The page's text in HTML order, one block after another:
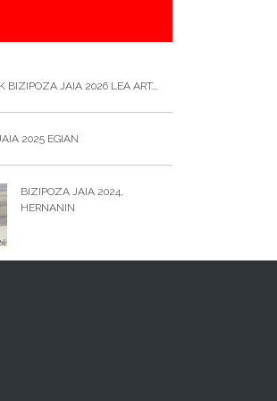
BIZIPOZA JAIA 2026 LEA ART...
2025 EGIAN
BIZIPOZA JAIA 2024,
HERNANIN